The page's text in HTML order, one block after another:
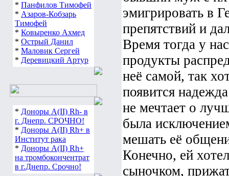
* Панфилов Тимофей
* Азаров-Кобзарь
Тимофей
* Ковыренко Ахмед
* Острый Данил
* Маловик Сергей
* Деревицкий Артур
* Доноры А(ІІ) Rh- в
г. Днепр. СРОЧНО!
* Доноры А(ІІ) Rh+ в
Институт рака
* Доноры А(ІІ) Rh+
на тромбокончентрат
в г.Днепр. Срочно!
эмигрировать в
препятствий и
Время тогда у
продукты
неё самой, так
появится
не мечтает о
была
мешать её
Конечно, ей
сыночком,